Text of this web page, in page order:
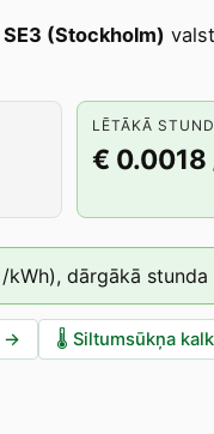
SE3 (Stockholm)
LĒTĀKĀ
€ 0.0018
/kWh), dārgākā stunda
→ 🌡️ Siltumsūkņa